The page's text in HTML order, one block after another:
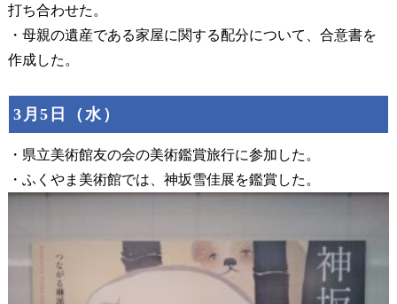
打ち合わせた。
・母親の遺産である家屋に関する配分について、合意書を
作成した。
3月5日（水）
・県立美術館友の会の美術鑑賞旅行に参加した。
・ふくやま美術館では、神坂雪佳展を鑑賞した。